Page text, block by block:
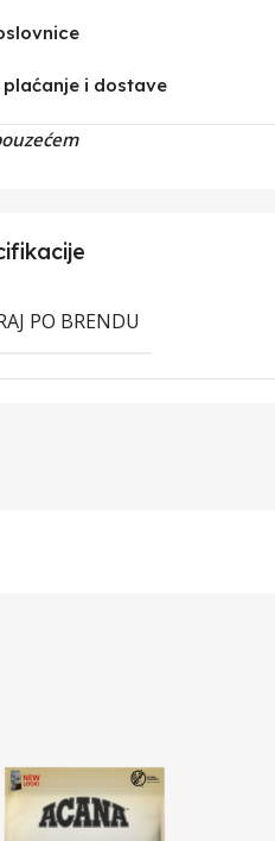
i dostave
PO BRENDU